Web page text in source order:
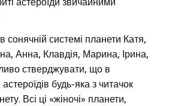
сонячній системі планети Катя,
Анна, Клавдія, Марина, Ірина,
стверджувати, що в
будь-яка з читачок
Всі ці «жіночі» планети,